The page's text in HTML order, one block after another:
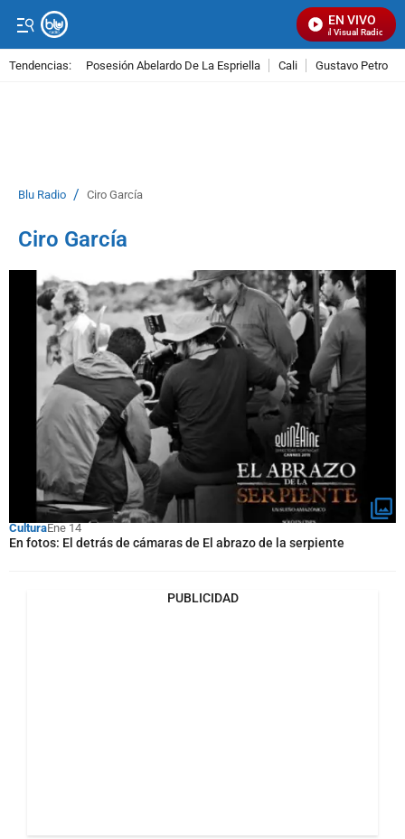
EN VIVO
Señal Visual Radio
Tendencias: Posesión Abelardo De La Espriella Cali Gustavo Petro
Blu Radio / Ciro García
Ciro García
CulturaEne 14
En fotos: El detrás de cámaras de El abrazo de la serpiente
PUBLICIDAD